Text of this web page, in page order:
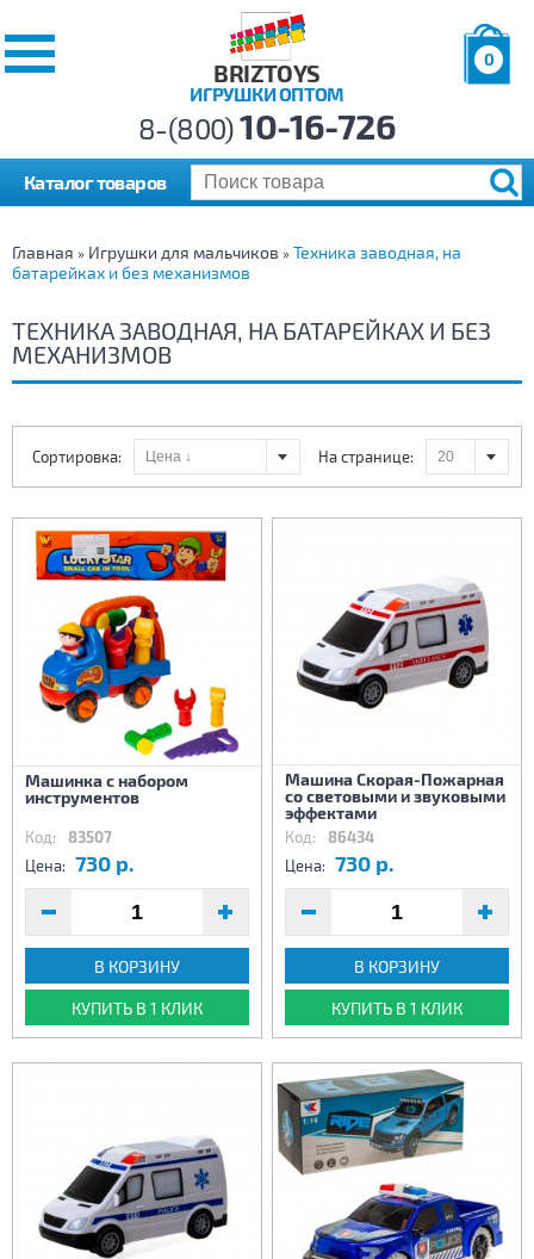
BRIZTOYS
ИГРУШКИ ОПТОМ
0
р.
8-(800)10-16-726
Каталог товаров
Главная » Игрушки для мальчиков » Техника заводная, на
батарейках и без механизмов
ТЕХНИКА ЗАВОДНАЯ, НА БАТАРЕЙКАХ И БЕЗ
МЕХАНИЗМОВ
На странице:
Сортировка:
Машинка с набором
инструментов
Код: 83507
Цена: 730 р.
В КОРЗИНУ
КУПИТЬ В 1 КЛИК
Машина Скорая-Пожарная
со световыми и звуковыми
эффектами
Код: 86434
Цена: 730 р.
В КОРЗИНУ
КУПИТЬ В 1 КЛИК